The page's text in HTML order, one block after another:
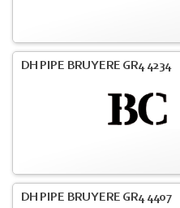
DH PIPE BRUYERE GR4 4234
DH PIPE BRUYERE GR4 4407